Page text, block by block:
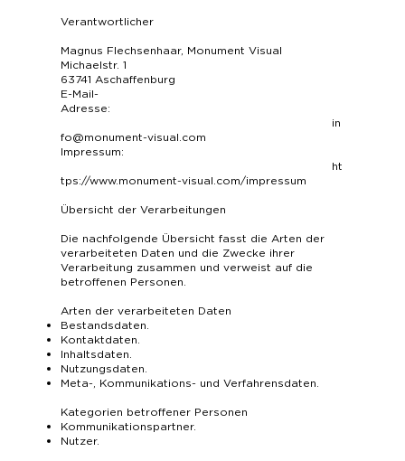
Verantwortlicher
Magnus Flechsenhaar, Monument Visual
Michaelstr. 1
63741 Aschaffenburg
E-Mail-
Adresse:
in
fo@monument-visual.com
Impressum:
ht
tps://www.monument-visual.com/impressum
Übersicht der Verarbeitungen
Die nachfolgende Übersicht fasst die Arten der
verarbeiteten Daten und die Zwecke ihrer
Verarbeitung zusammen und verweist auf die
betroffenen Personen.
Arten der verarbeiteten Daten
Bestandsdaten.
Kontaktdaten.
Inhaltsdaten.
Nutzungsdaten.
Meta-, Kommunikations- und Verfahrensdaten.
Kategorien betroffener Personen
Kommunikationspartner.
Nutzer.